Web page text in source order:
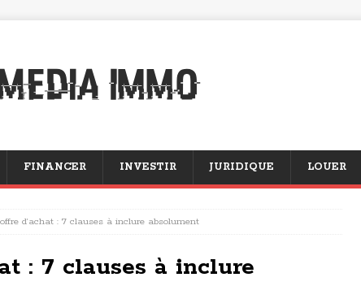
FINANCER INVESTIR JURIDIQUE LOUER
d’achat : 7 clauses à inclure absolument
: 7 clauses à inclure